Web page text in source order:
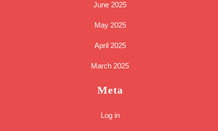
June 2025
May 2025
April 2025
March 2025
Meta
Log in